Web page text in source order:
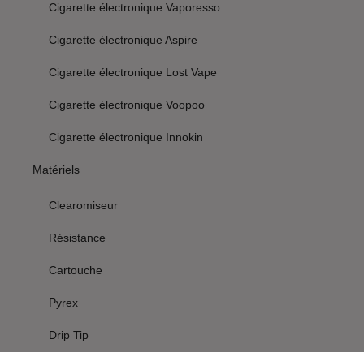
Cigarette électronique Vaporesso
Cigarette électronique Aspire
Cigarette électronique Lost Vape
Cigarette électronique Voopoo
Cigarette électronique Innokin
Matériels
Clearomiseur
Résistance
Cartouche
Pyrex
Drip Tip